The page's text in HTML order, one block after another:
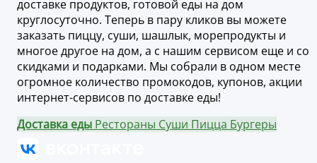
доставке продуктов, готовой еды на дом
круглосуточно. Теперь в пару кликов вы можете
заказать пиццу, суши, шашлык, морепродукты и
многое другое на дом, а с нашим сервисом еще и со
скидками и подарками. Мы собрали в одном месте
огромное количество промокодов, купонов, акции
интернет-сервисов по доставке еды!
Доставка еды Рестораны Суши Пицца Бургеры